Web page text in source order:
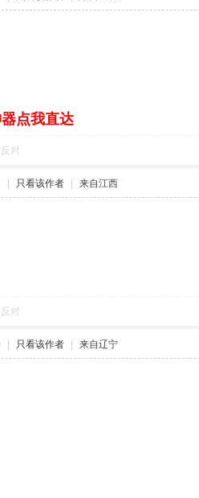
点我直达
反对
只看该作者 来自江西
反对
只看该作者 来自辽宁